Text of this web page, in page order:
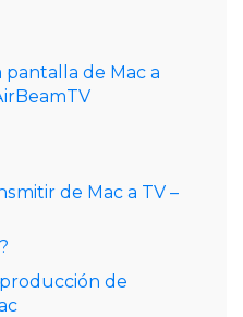
de Mac a
de Mac a TV –
de